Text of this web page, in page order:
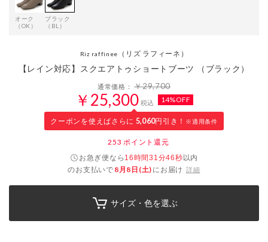
オーク
（OK）
ブラック
（BL）
Riz raffinee （リズ ラフィーネ）
【レイン対応】スクエアトゥショートブーツ （ブラック）
通常価格：￥29,700
￥25,300 税込 14%OFF
クーポンを使えばさらに 5,060円引き！ ※適用条件
253 ポイント還元
お急ぎ便なら 16時間31分46秒以内
のお支払いで 8月8日(土) にお届け 詳細
サイズ・色を選ぶ